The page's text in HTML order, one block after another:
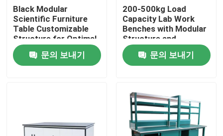
품질 관리
연락처
견적 요청
실험실 환기 푸드
Black Modular
Scientific Furniture
Table Customizable
Structure for Optimal
Functionality and
Space Utilization
문의 보내기
200-500kg Load
Capacity Lab Work
Benches with Modular
Structure and
Optional Accessories
문의 보내기